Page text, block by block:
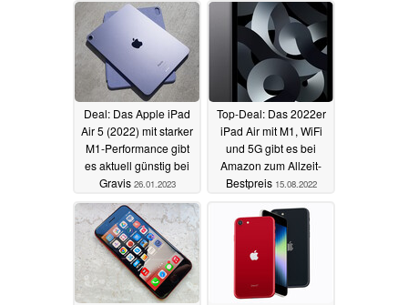
Deal: Das Apple iPad
Air 5 (2022) mit starker
M1-Performance gibt
es aktuell günstig bei
Gravis 26.01.2023
Top-Deal: Das 2022er
iPad Air mit M1, WiFi
und 5G gibt es bei
Amazon zum Allzeit-
Bestpreis 15.08.2022